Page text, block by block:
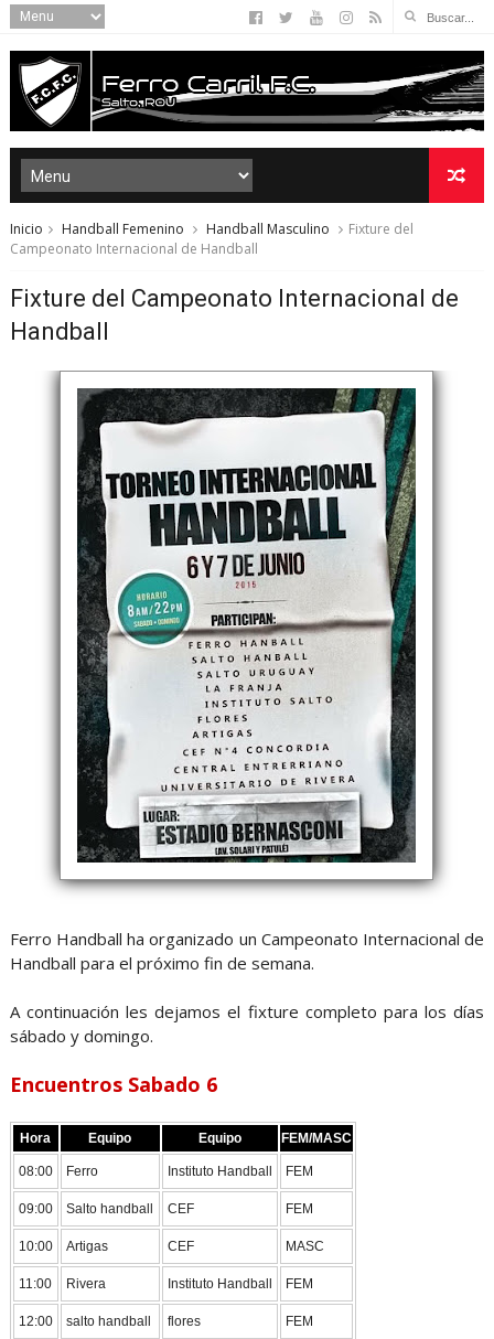
Inicio Handball Femenino Handball Masculino
Fixture del
Campeonato Internacional de Handball
Fixture del Campeonato Internacional de
Handball
Ferro Handball ha organizado un Campeonato Internacional de
Handball para el próximo fin de semana.
A continuación les dejamos el fixture completo para los días
sábado y domingo.
Encuentros Sabado 6
Hora Equipo Equipo FEM/MASC
08:00 Ferro Instituto Handball FEM
09:00 Salto handball CEF FEM
10:00 Artigas CEF MASC
11:00 Rivera Instituto Handball FEM
12:00 salto handball flores FEM